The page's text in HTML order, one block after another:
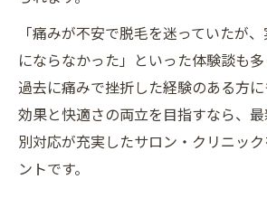
「痛みが不安で脱毛を迷っていたが
にならなかった」といった体験談も
過去に痛みで挫折した経験のある方に
効果と快適さの両立を目指すなら、
別対応が充実したサロン・クリニッ
ントです。